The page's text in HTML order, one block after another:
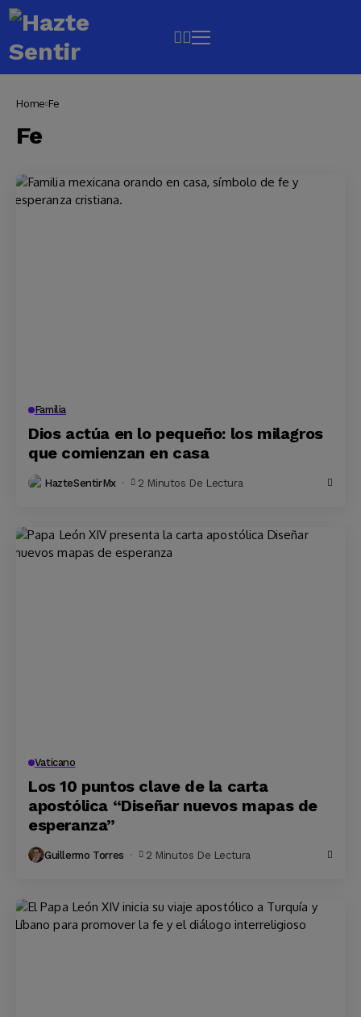
Home Fe
Fe
Familia
Dios actúa en lo pequeño: los milagros
que comienzan en casa
HazteSentirMx 2 Minutos De Lectura
Vaticano
Los 10 puntos clave de la carta
apostólica “Diseñar nuevos mapas de
esperanza”
Guillermo Torres 2 Minutos De Lectura